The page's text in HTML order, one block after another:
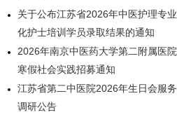
关于公布江苏省2026年中医护理专业
化护士培训学员录取结果的通知
2026年南京中医药大学第二附属医院
寒假社会实践招募通知
江苏省第二中医院2026年生日会服务
调研公告